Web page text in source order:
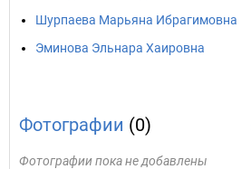
Шурпаева Марьяна Ибрагимовна
Эминова Эльнара Хаировна
Фотографии (0)
Фотографии пока не добавлены